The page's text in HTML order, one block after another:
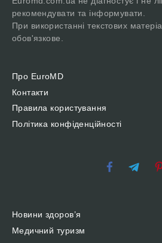
рекомендувати та інформувати.
При використанні текстових
обов'язкове.
Про EuroMD
Контакти
Правила користування
Політика конфіденційності
Новини здоров’я
Медичний туризм